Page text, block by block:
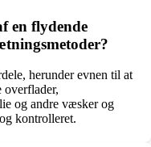
en flydende
herunder evnen til at
overflader,
og andre væsker og
kontrolleret.